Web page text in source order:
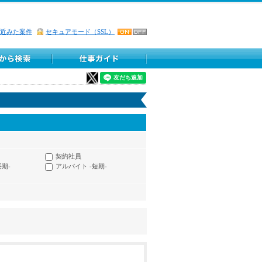
みた案件 セキュアモード（SSL）
契約社員
期-
アルバイト -短期-